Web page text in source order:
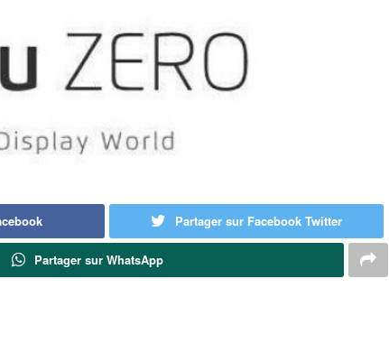
Partager sur Facebook Twitter
Partager sur WhatsApp